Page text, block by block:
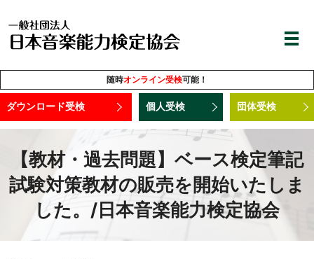
随時オンライン受検可能！
ダウンロード受検 個人受検 団体受検
【教材・過去問題】ベース検定筆記
試験対策教材の販売を開始いたしま
した。/日本音楽能力検定協会